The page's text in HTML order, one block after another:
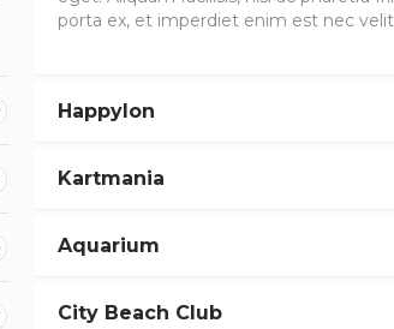
porta ex, et imperdiet enim est nec
Happylon
Kartmania
Aquarium
City Beach Club